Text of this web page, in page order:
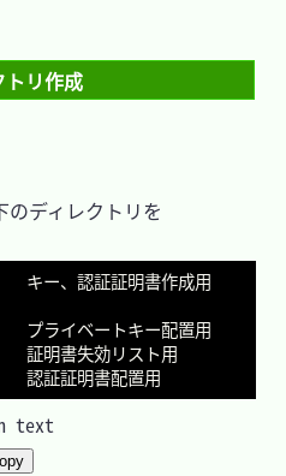
リ作成
ディレクトリを
ー、認証証明書作成用
プライベートキー配置用
明書失効リスト用
text